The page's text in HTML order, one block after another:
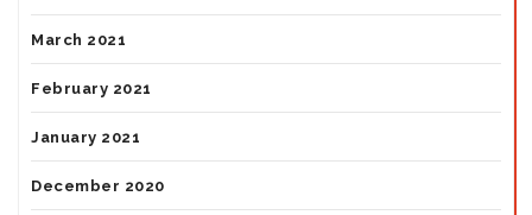
March 2021
February 2021
January 2021
December 2020